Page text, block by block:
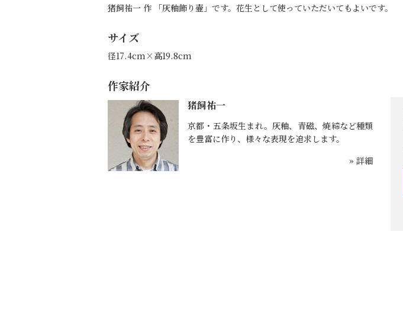
猪飼祐一 作 「灰釉飾り壷」です。花生として使っていただいてもよいです。
サイズ
径17.4cm×高19.8cm
作家紹介
猪飼祐一
京都・五条坂生まれ。灰釉、青磁、焼締など種類
を豊富に作り、様々な表現を追求します。
» 詳細
お買い物を続ける